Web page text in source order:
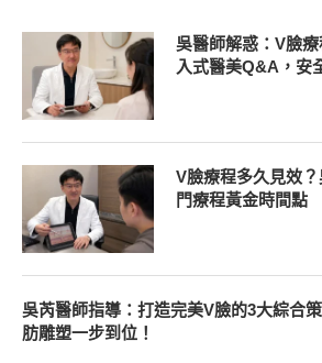
吳醫師解惑：V臉
入式醫美Q&A，安
V臉療程多久見效
門療程黃金時間點
吳芮醫師指導：打造完美V臉的3大綜合
肪雕塑一步到位！